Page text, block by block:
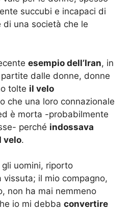
succubi e incapaci di
di una società che le
esempio dell’Iran, in
dalle donne, donne
tolte il velo
che una loro connazionale
è morta -probabilmente
perché indossava
velo.
uomini, riporto
vissuta; il mio compagno,
non ha mai nemmeno
io mi debba convertire